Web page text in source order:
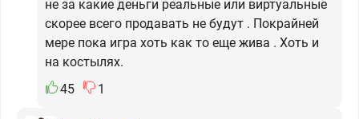
не за какие деньги реальные или виртуальные
скорее всего продавать не будут . Покрайней
мере пока игра хоть как то еще жива . Хоть и
на костылях.
45
1